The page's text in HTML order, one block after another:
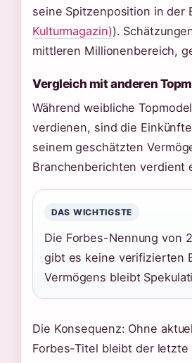
seine Spitzenposition in der
Kulturmagazin)).
mittleren Millionenbereich,
Vergleich mit anderen
Während weibliche
verdienen, sind die
seinem geschätzten
Branchenberichten verdient
DAS WICHTIGSTE
Die Forbes-Nennung von
gibt es keine verifizierten
Vermögens bleibt
Die Konsequenz: Ohne
Forbes-Titel bleibt der